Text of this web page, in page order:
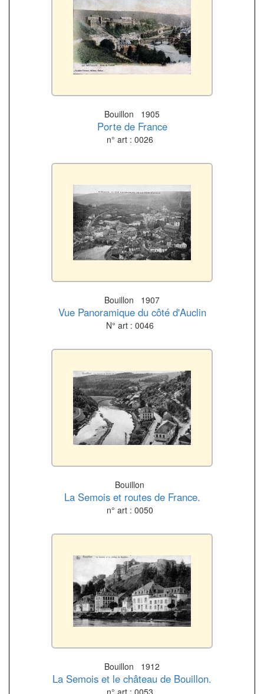
Bouillon 1905
Porte de France
n° art : 0026
Bouillon 1907
Vue Panoramique du côté d'Auclin
N° art : 0046
Bouillon
La Semois et routes de France.
n° art : 0050
Bouillon 1912
La Semois et le château de Bouillon.
n° art : 0053